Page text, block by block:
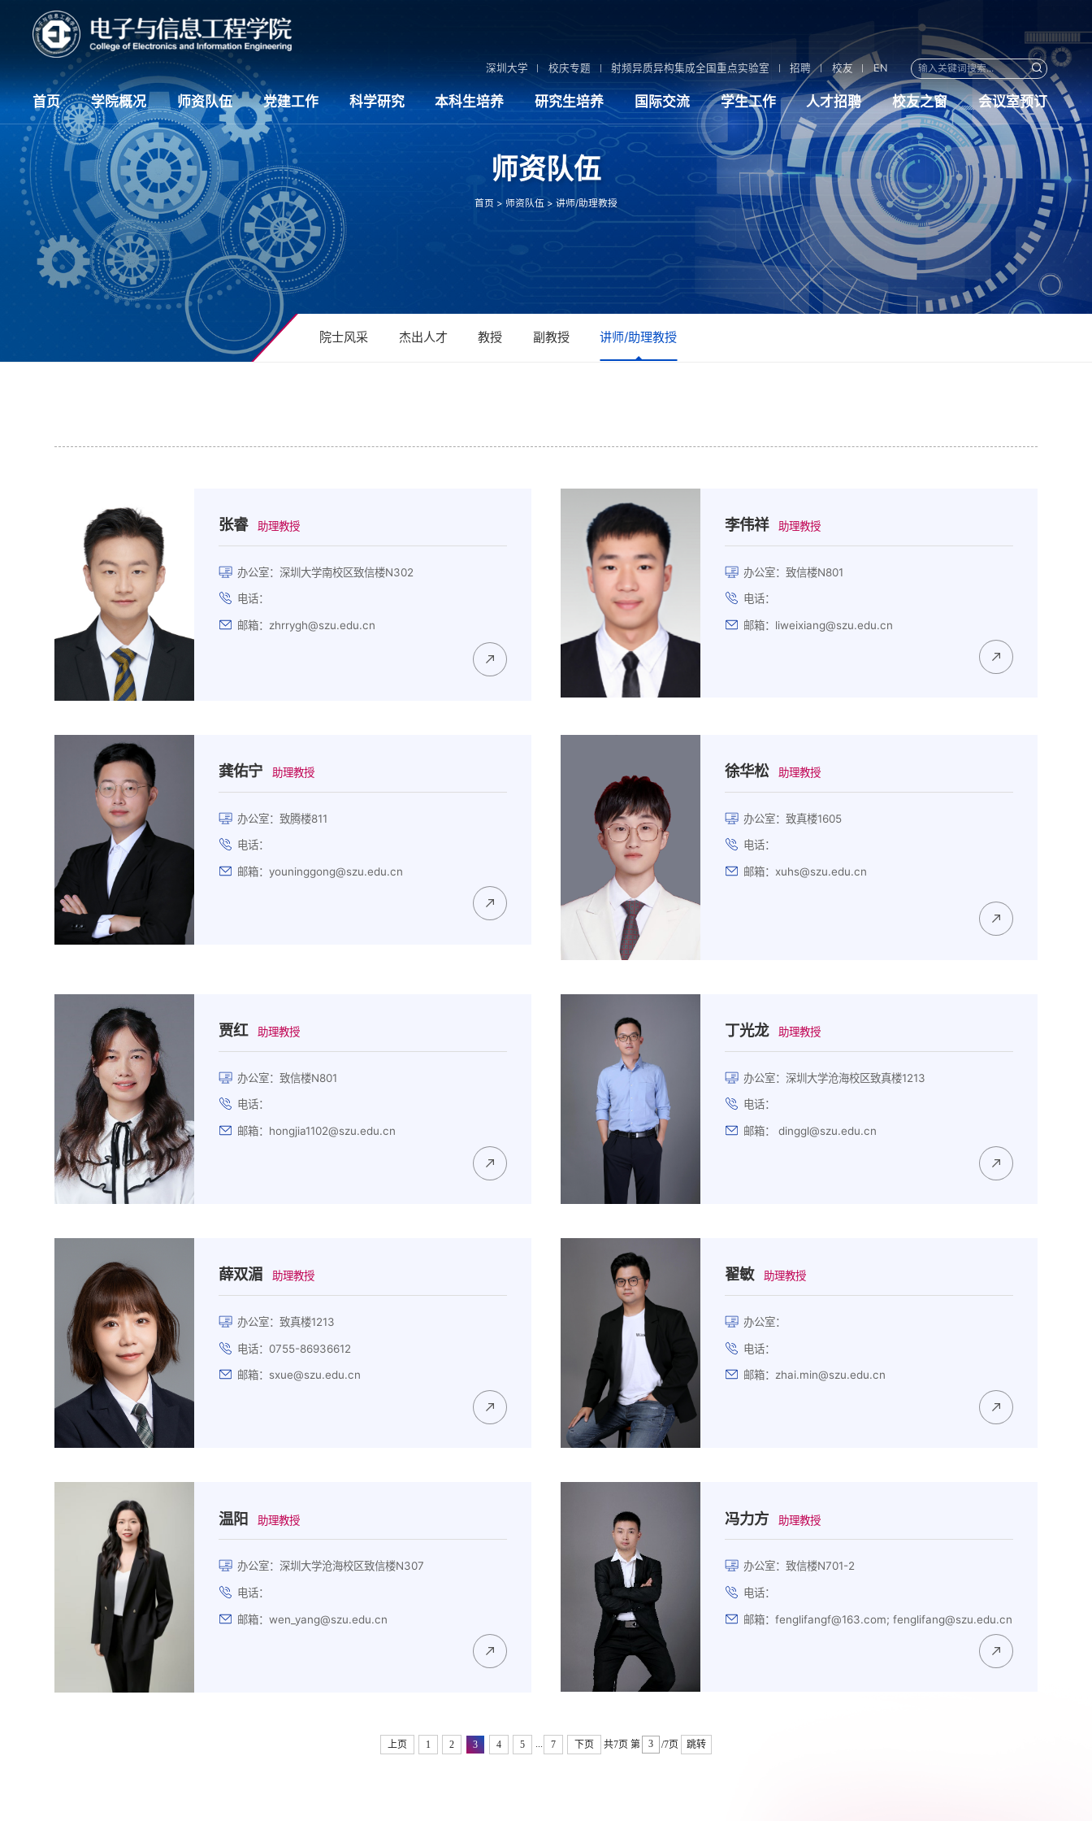
深圳大学 校庆专题 射频异质异构集成全国重点实验室 招聘 校友 EN
首页 学院概况 师资队伍 党建工作 科学研究 本科生培养 研究生培养 国际交流 学生工作 人才招聘 校友之窗 会议室预订
师资队伍
首页 > 师资队伍 > 讲师/助理教授
院士风采 杰出人才 教授 副教授 讲师/助理教授
张睿 助理教授
办公室：深圳大学南校区致信楼N302
电话：
邮箱：zhrrygh@szu.edu.cn
李伟祥 助理教授
办公室：致信楼N801
电话：
邮箱：liweixiang@szu.edu.cn
龚佑宁 助理教授
办公室：致腾楼811
电话：
邮箱：youninggong@szu.edu.cn
徐华松 助理教授
办公室：致真楼1605
电话：
邮箱：xuhs@szu.edu.cn
贾红 助理教授
办公室：致信楼N801
电话：
邮箱：hongjia1102@szu.edu.cn
丁光龙 助理教授
办公室：深圳大学沧海校区致真楼1213
电话：
邮箱： dinggl@szu.edu.cn
薛双湄 助理教授
办公室：致真楼1213
电话：0755-86936612
邮箱：sxue@szu.edu.cn
翟敏 助理教授
办公室：
电话：
邮箱：zhai.min@szu.edu.cn
温阳 助理教授
办公室：深圳大学沧海校区致信楼N307
电话：
邮箱：wen_yang@szu.edu.cn
冯力方 助理教授
办公室：致信楼N701-2
电话：
邮箱：fenglifangf@163.com; fenglifang@szu.edu.cn
上页 1 2 3 4 5 7 下页 共7页 第 /7页 跳转